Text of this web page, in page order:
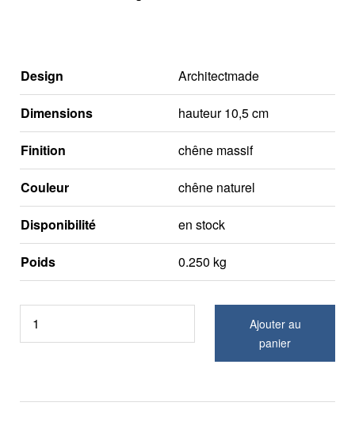
Design Architectmade
Dimensions hauteur 10,5 cm
Finition chêne massif
Couleur chêne naturel
Disponibilité en stock
Poids 0.250 kg
Ajouter au
panier